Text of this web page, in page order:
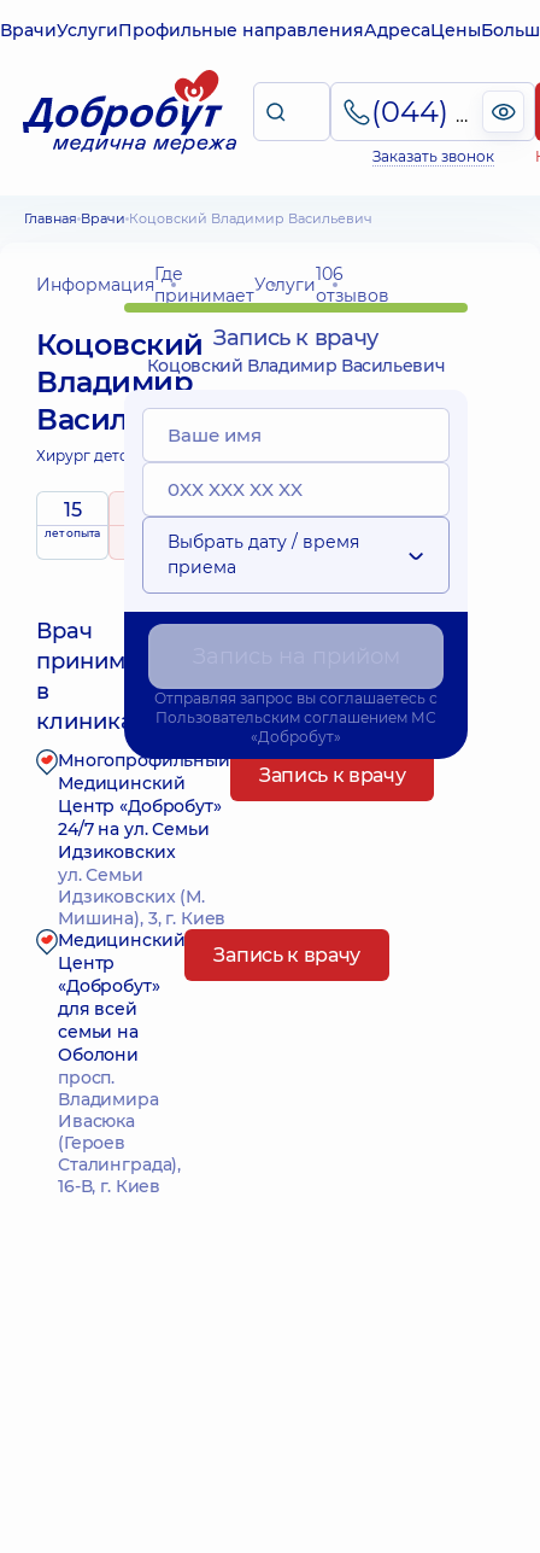
ВрачиУслугиПрофильные направленияАдресаЦены
(044) 495-2-888
Заказать звонок
Главная Врачи Коцовский Владимир Васильевич
ИнформацияГде
принимаетУслуги106
отзывов
Коцовский
Владимир
Васильевич
Хирург детский;
15
лет опыта
5 / 5
рейтингна основе
106 отзывов
принимает
детей
Врач
принимает
в
клиниках:
Ближайшее время приема: 10.08.2026 18:00
Многопрофильный
Медицинский
Центр «Добробут»
24/7 на ул. Семьи
Идзиковских
ул. Семьи
Идзиковских (М.
Мишина), 3, г. Киев
Запись к врачу
Медицинский
Центр
«Добробут»
для всей
семьи на
Оболони
просп.
Владимира
Ивасюка
(Героев
Сталинграда),
16-В, г. Киев
Запись к врачу
Запись к врачу
Коцовский Владимир Васильевич
Выбрать дату / время
приема
Отправляя запрос вы соглашаетесь с
Пользовательским соглашением МС
«Добробут»